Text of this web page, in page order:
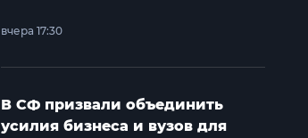
вчера 17:30
В СФ призвали объединить
усилия бизнеса и вузов для